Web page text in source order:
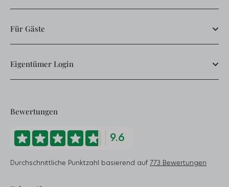
Für Gäste
Eigentümer Login
Bewertungen
9.6
Durchschnittliche Punktzahl basierend auf 773 Bewertungen